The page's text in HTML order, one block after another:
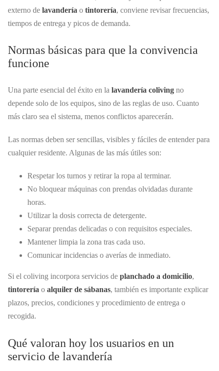
externo de lavandería o tintorería, conviene revisar frecuencias,
tiempos de entrega y picos de demanda.
Normas básicas para que la convivencia
funcione
Una parte esencial del éxito en la lavandería coliving no
depende solo de los equipos, sino de las reglas de uso. Cuanto
más claro sea el sistema, menos conflictos aparecerán.
Las normas deben ser sencillas, visibles y fáciles de entender para
cualquier residente. Algunas de las más útiles son:
Respetar los turnos y retirar la ropa al terminar.
No bloquear máquinas con prendas olvidadas durante
horas.
Utilizar la dosis correcta de detergente.
Separar prendas delicadas o con requisitos especiales.
Mantener limpia la zona tras cada uso.
Comunicar incidencias o averías de inmediato.
Si el coliving incorpora servicios de planchado a domicilio,
tintorería o alquiler de sábanas, también es importante explicar
plazos, precios, condiciones y procedimiento de entrega o
recogida.
Qué valoran hoy los usuarios en un
servicio de lavandería